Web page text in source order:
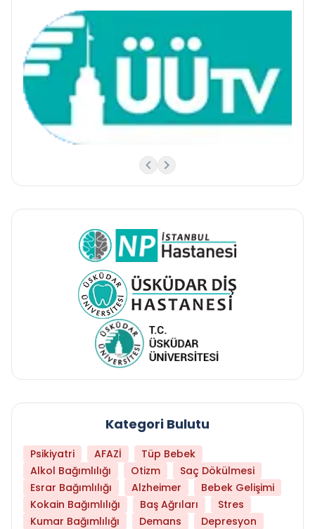
Kategori Bulutu
Psikiyatri AFAZİ
Tüp Bebek
Alkol Bağımlılığı
Otizm
Saç Dökülmesi
Esrar Bağımlılığı
Alzheimer
Bebek Gelişimi
Kokain Bağımlılığı
Baş Ağrıları
Stres
Kumar Bağımlılığı
Demans
Depresyon